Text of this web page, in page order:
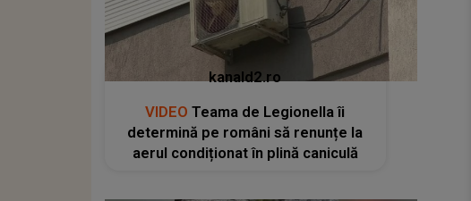
kanald2.ro
VIDEO Teama de Legionella îi
determină pe români să renunțe la
aerul condiționat în plină caniculă